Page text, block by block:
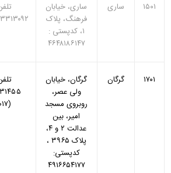
۱۵۰۱ ساری
ساری، خیابان
فرهنگ، پلاک
۱، کدپستی :
۴۸۱۸۶۱۴۷۴۶
۳۳۳۱۳۰۹۲
۱۷۰۱ گرگان
گرگان، خیابان
ولی عصر،
روبروی مسجد
امیر، بین
عدالت ۲ و ۴،
پلاک ۳۹۶۵ ،
کدپستی:
۴۹۱۶۶۵۴۱۷۷
(۰۱۷)